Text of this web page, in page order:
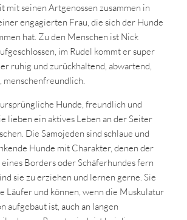
mit seinen Artgenossen zusammen in
engagierten Frau, die sich der Hunde
hat. Zu den Menschen ist Nick
im Rudel kommt er super
ruhig und zurückhaltend, abwartend,
menschenfreundlich.
Hunde, freundlich und
lieben ein aktives Leben an der Seiter
Die Samojeden sind schlaue und
Hunde mit Charakter, denen der
Borders oder Schäferhundes fern
sie zu erziehen und lernen gerne. Sie
Läufer und können, wenn die Muskulatur
aufgebaut ist, auch an langen